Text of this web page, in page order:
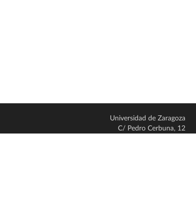
Universidad de Zaragoza
C/ Pedro Cerbuna, 12